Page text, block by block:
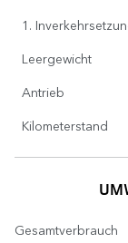
1.
Leergewicht
Antrieb
Kilometerstand
Gesamtverbrauch